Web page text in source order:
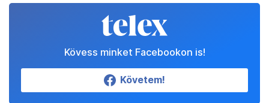
Kövess minket Facebookon is!
Követem!